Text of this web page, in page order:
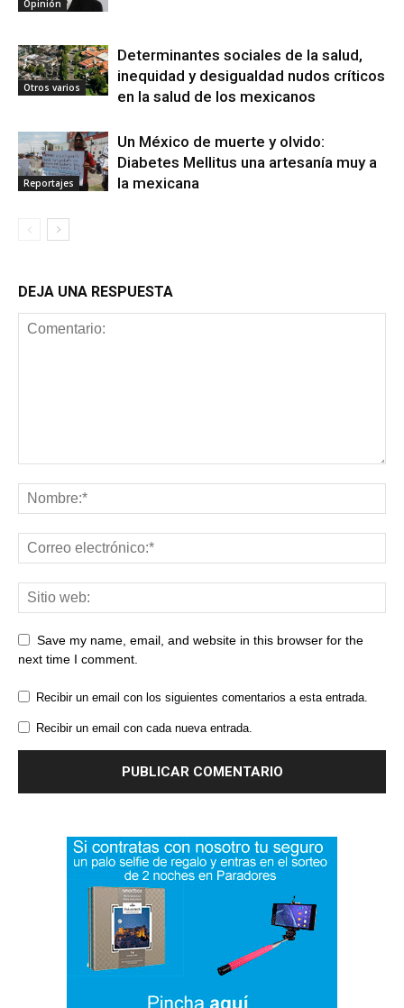
Opinión
Otros varios
Determinantes sociales de la salud,
inequidad y desigualdad nudos críticos
en la salud de los mexicanos
Reportajes
Un México de muerte y olvido:
Diabetes Mellitus una artesanía muy a
la mexicana
DEJA UNA RESPUESTA
Save my name, email, and website in this browser for the
next time I comment.
Recibir un email con los siguientes comentarios a esta entrada.
Recibir un email con cada nueva entrada.